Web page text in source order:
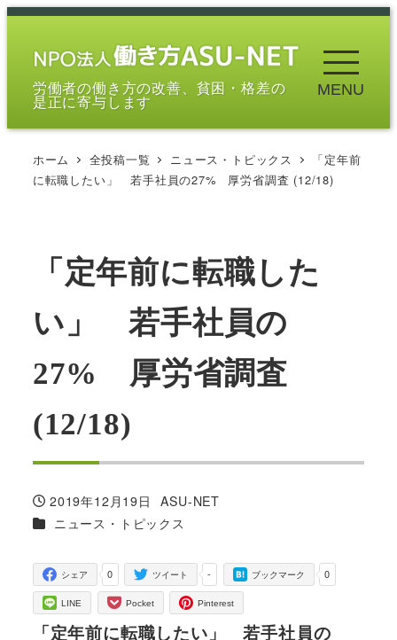
メ
労働者の働き方の改善、貧困・格差の
是正に寄与します
MENU
ホーム 全投稿一覧 ニュース・トピックス
「定年前
に転職したい」 若手社員の27% 厚労省調査 (12/18)
「定年前に転職した
い」 若手社員の
27% 厚労省調査
(12/18)
投稿日
2019年12月19日
著
者
ASU-NET
カテゴリー
ニュース・トピックス
0
シェア -
ツイート 0
ブックマーク
LINE Pocket Pinterest
「定年前に転職したい」 若手社員の